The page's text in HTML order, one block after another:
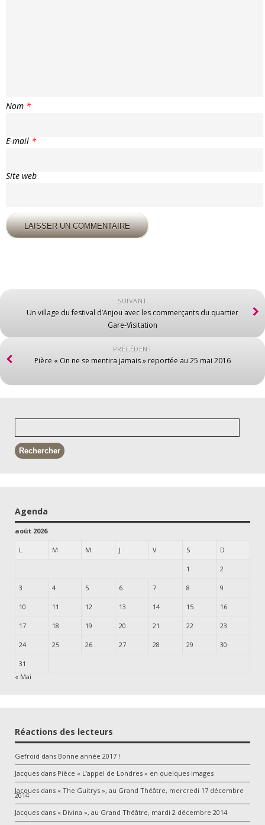
Nom *
E-mail *
Site web
SUIVANT
Un village du festival d’Anjou avec les commerçants du quartier
Gare-Visitation
PRÉCÉDENT
Pièce « On ne se mentira jamais » reportée au 25 mai 2016
Agenda
août 2026
L M M J V S D
1 2
3 4 5 6 7 8 9
10 11 12 13 14 15 16
17 18 19 20 21 22 23
24 25 26 27 28 29 30
31
« Mai
Réactions des lecteurs
Gefroid dans Bonne année 2017 !
Jacques dans Pièce « L’appel de Londres » en quelques images
Jacques dans « The Guitrys », au Grand Théâtre, mercredi 17 décembre
2014
Jacques dans « Divina », au Grand Théâtre, mardi 2 décembre 2014